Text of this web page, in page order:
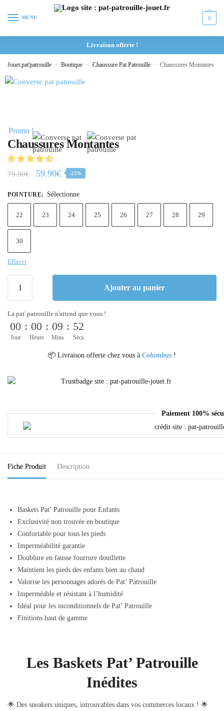
MENU 0
Livraison offerte !
Jouet pat'patrouille » Boutique » Chaussure Pat Patrouille » Chaussures Montantes
Promo !
Chaussures Montantes
79.90€ 59.90€ -25%
POINTURE: Sélectionne
22 23 24 25 26 27 28 29
30
Effacer
Ajouter au panier
La pat' patrouille n'attend que vous !
00
Jour
: 00
Heure
: 09
Mins
: 52
Secs
📦 Livraison offerte chez vous à Columbus !
Paiement 100%
Fiche Produit Description
Baskets Pat’ Patrouille pour Enfants
Exclusivité non trouvée en boutique
Confortable pour tous les pieds
Imperméabilité garantie
Doublure en fausse fourrure douillette
Maintient les pieds des enfants bien au chaud
Valorise les personnages adorés de Pat’ Patrouille
Imperméable et résistant à l’humidité
Idéal pour les inconditionnels de Pat’ Patrouille
Finitions haut de gamme
Les Baskets Pat’ Patrouille
Inédites
🌟 Des sneakers uniques, introuvables dans vos commerces locaux ! 🌟